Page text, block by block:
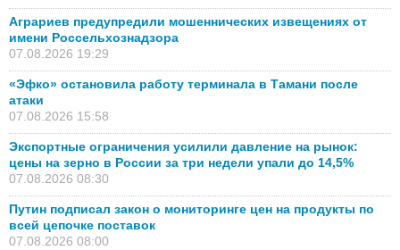
Аграриев предупредили мошеннических извещениях от
имени Россельхознадзора
07.08.2026 19:29
«Эфко» остановила работу терминала в Тамани после
атаки
07.08.2026 15:58
Экспортные ограничения усилили давление на рынок:
цены на зерно в России за три недели упали до 14,5%
07.08.2026 08:30
Путин подписал закон о мониторинге цен на продукты по
всей цепочке поставок
07.08.2026 08:00